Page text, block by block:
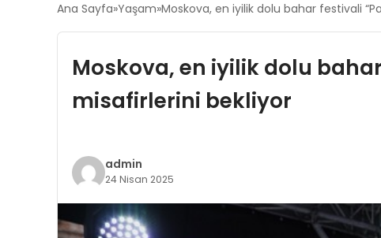
Ana Sayfa Yaşam Moskova, en iyilik dolu bahar festivali
Moskova, en iyilik dolu
misafirlerini bekliyor
admin
24 Nisan 2025